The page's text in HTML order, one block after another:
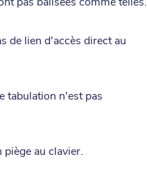
de lien d'accès direct au
tabulation n'est pas
au clavier.